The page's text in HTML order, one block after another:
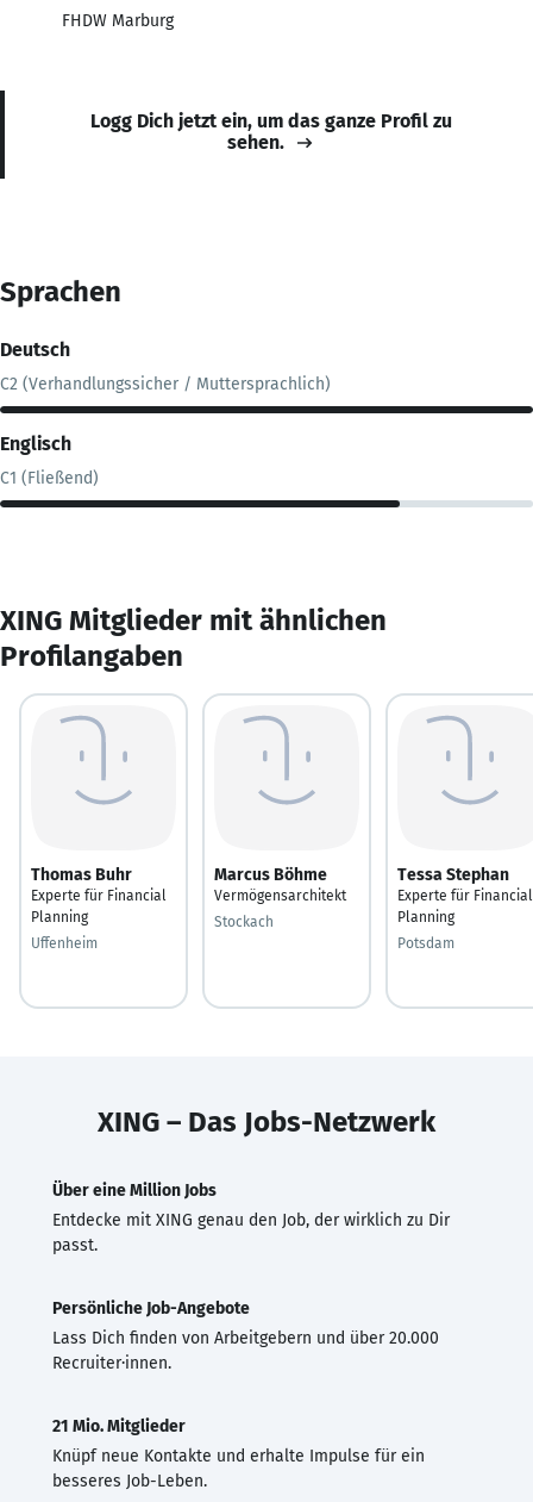
FHDW Marburg
Logg Dich jetzt ein, um das ganze Profil zu
sehen.
Sprachen
Deutsch
C2 (Verhandlungssicher / Muttersprachlich)
Englisch
C1 (Fließend)
XING Mitglieder mit ähnlichen
Profilangaben
Thomas Buhr
Experte für Financial
Planning
Uffenheim
Marcus Böhme
Vermögensarchitekt
Stockach
Tessa Stephan
Experte für Financial
Planning
Potsdam
XING – Das Jobs-Netzwerk
Über eine Million Jobs
Entdecke mit XING genau den Job, der wirklich zu Dir
passt.
Persönliche Job-Angebote
Lass Dich finden von Arbeitgebern und über 20.000
Recruiter·innen.
21 Mio. Mitglieder
Knüpf neue Kontakte und erhalte Impulse für ein
besseres Job-Leben.